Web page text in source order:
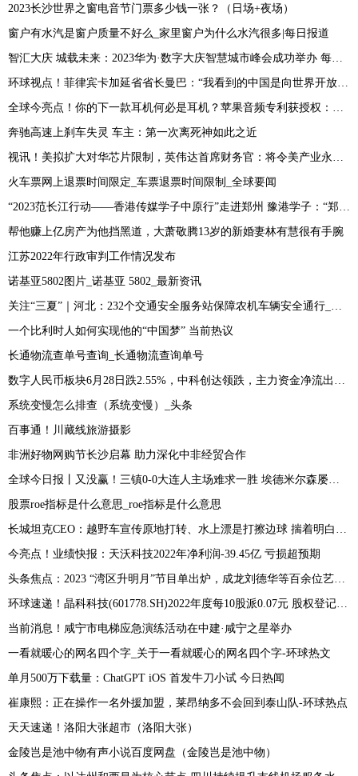
2023长沙世界之窗电音节门票多少钱一张？（日场+夜场）
窗户有水汽是窗户质量不好么_家里窗户为什么水汽很多|每日报道
智汇大庆 城载未来：2023华为·数字大庆智慧城市峰会成功举办 每日动态
环球视点！菲律宾卡加延省省长曼巴：“我看到的中国是向世界开放的中国”
全球今亮点！你的下一款耳机何必是耳机？苹果音频专利获授权：耳朵上无需佩戴耳机
奔驰高速上刹车失灵 车主：第一次离死神如此之近
视讯！美拟扩大对华芯片限制，英伟达首席财务官：将令美产业永久丧失机会
火车票网上退票时间限定_车票退票时间限制_全球要闻
“2023范长江行动——香港传媒学子中原行”走进郑州 豫港学子：“郑州之行处处震撼心灵”
帮他赚上亿房产为他挡黑道，大萧敬腾13岁的新婚妻林有慧很有手腕
江苏2022年行政审判工作情况发布
诺基亚5802图片_诺基亚 5802_最新资讯
关注“三夏”｜河北：232个交通安全服务站保障农机车辆安全通行_当前消息
一个比利时人如何实现他的“中国梦” 当前热议
长通物流查单号查询_长通物流查询单号
数字人民币板块6月28日跌2.55%，中科创达领跌，主力资金净流出11.88亿元
系统变慢怎么排查（系统变慢）_头条
百事通！川藏线旅游摄影
非洲好物网购节长沙启幕 助力深化中非经贸合作
全球今日报丨又没赢！三镇0-0大连人主场难求一胜 埃德米尔森屡失良机
股票roe指标是什么意思_roe指标是什么意思
长城坦克CEO：越野车宣传原地打转、水上漂是打擦边球 揣着明白装糊涂-观热点
今亮点！业绩快报：天沃科技2022年净利润-39.45亿 亏损超预期
头条焦点：2023 “湾区升明月”节目单出炉，成龙刘德华等百余位艺人汇聚香江之畔
环球速递！晶科科技(601778.SH)2022年度每10股派0.07元 股权登记日为7月4日
当前消息！咸宁市电梯应急演练活动在中建·咸宁之星举办
一看就暖心的网名四个字_关于一看就暖心的网名四个字-环球热文
单月500万下载量：ChatGPT iOS 首发牛刀小试 今日热闻
崔康熙：正在操作一名外援加盟，莱昂纳多不会回到泰山队-环球热点
天天速递！洛阳大张超市（洛阳大张）
金陵岂是池中物有声小说百度网盘（金陵岂是池中物）